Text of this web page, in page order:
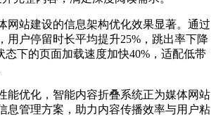
站建设的信息架构优化效果显著。通过
用户停留时长平均提升25%，跳出率下降
态下的页面加载速度加快40%，适配低带
优化，智能内容折叠系统正为媒体网站
息管理方案，助力内容传播效率与用户粘